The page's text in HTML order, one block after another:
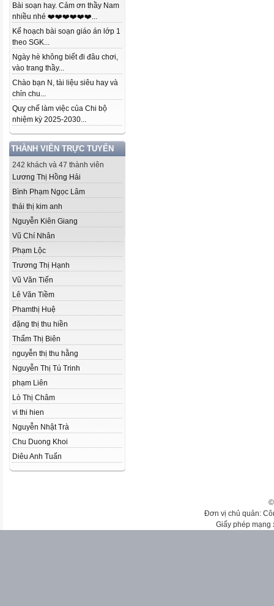
Bài soạn hay. Cảm ơn thầy Nam
nhiều nhé ❤️❤️❤️❤️❤️❤️...
Kế hoạch bài soạn giáo án lớp 1
theo SGK...
Ngày hè không biết đi đâu chơi,
vào trang thầy...
Chào bạn N, tài liệu siêu hay và
chỉn chu...
Quy chế làm việc của Chi bộ
nhiệm kỳ 2025-2030...
THÀNH VIÊN TRỰC TUYẾN
242 khách và 47 thành viên
Lương Thị Hồng Hải
Bình Phạm Ngọc Lâm
thái thị kim anh
Nguyễn Kiên Giang
Vũ Chí Nhân
Phạm Lộc
Trương Thị Hạnh
Vũ Văn Tiến
Lê Văn Tiềm
Phamthị Huệ
đặng thị thu hiền
Thẩm Thị Biên
nguyễn thị thu hằng
Nguyễn Thị Tú Trinh
phạm Liên
Lò Thị Châm
vi thi hien
Nguyễn Nhật Trà
Chu Duong Khoi
Diêu Anh Tuấn
Đơn vị chủ quản:
Giấy phép mạng